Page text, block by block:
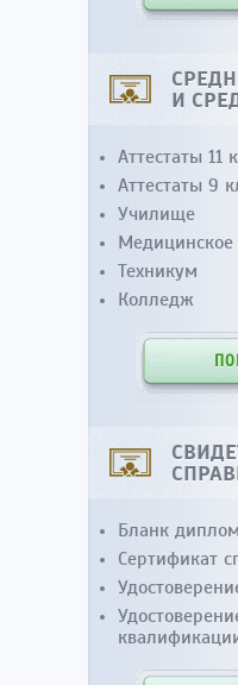
И
Аттестаты 11
Аттестаты 9
Училище
Техникум
Колледж
Бланк
Сертификат